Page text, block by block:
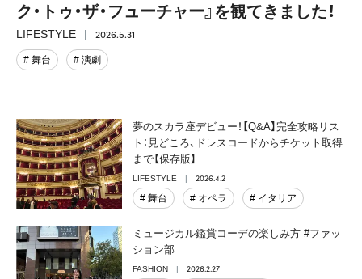
ク・トゥ・ザ・フューチャー』を観てきました！
LIFESTYLE 2026.5.31
# 舞台 # 演劇
夢のスカラ座デビュー！【Q&A】完全攻略リス
ト：見どころ、ドレスコードからチケット取得
まで【保存版】
LIFESTYLE
2026.4.2
# 舞台
# オペラ # イタリア
ミュージカル鑑賞コーデの楽しみ方 #ファッ
ション部
FASHION
2026.2.27